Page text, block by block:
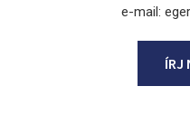
e-mail:
ÍRJ